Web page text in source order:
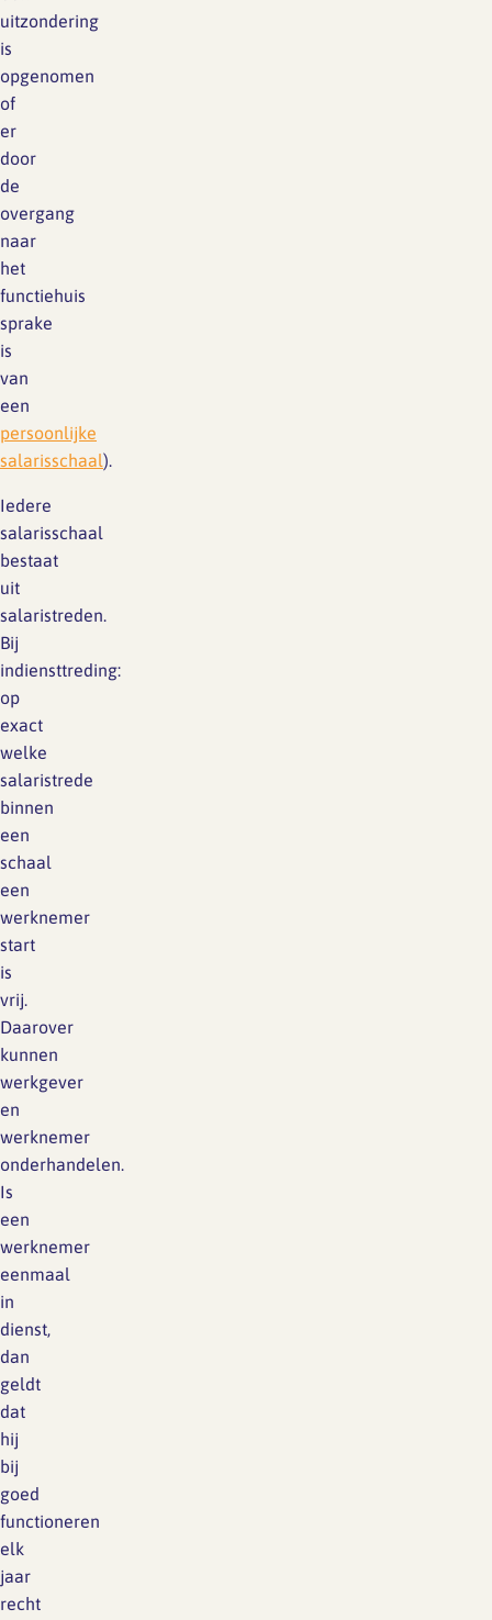
uitzondering
is
opgenomen
of
er
door
de
overgang
naar
het
functiehuis
sprake
is
van
een
persoonlijke
salarisschaal).
Iedere
salarisschaal
bestaat
uit
salaristreden.
Bij
indiensttreding:
op
exact
welke
salaristrede
binnen
een
schaal
een
werknemer
start
is
vrij.
Daarover
kunnen
werkgever
en
werknemer
onderhandelen.
Is
een
werknemer
eenmaal
in
dienst,
dan
geldt
dat
hij
bij
goed
functioneren
elk
jaar
recht